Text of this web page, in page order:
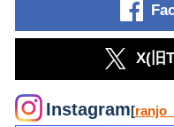
X(旧
Instagram[